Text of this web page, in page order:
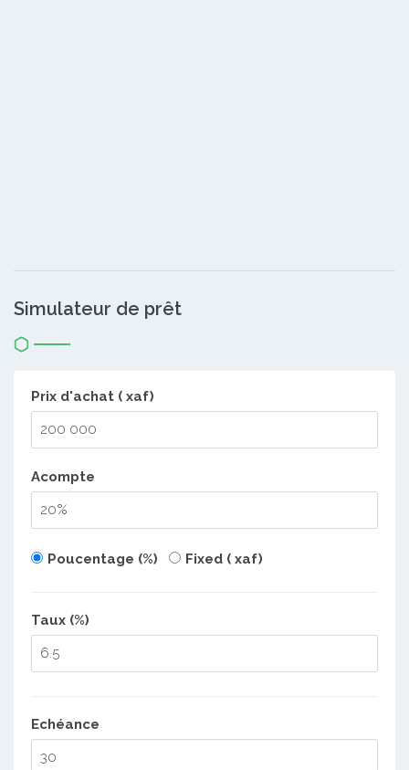
Simulateur de prêt
Prix d'achat ( xaf)
Acompte
Poucentage (%) Fixed ( xaf)
Taux (%)
Echéance